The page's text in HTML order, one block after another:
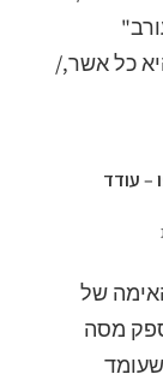
כל אשר,/
– עודד
של
מסה